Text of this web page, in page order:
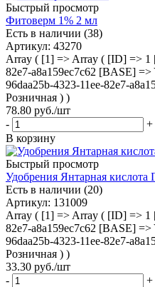
Быстрый просмотр
Фитоверм 1% 2 мл
Есть в наличии (38)
Артикул: 43270
Array ( [1] => Array ( [ID] => 1
82e7-a8a159ec7c62 [BASE]
96daa25b-4323-11ee-82e7-
Розничная ) )
78.80 руб./шт
-
+
В корзину
Быстрый просмотр
Удобрения Янтарная
Есть в наличии (20)
Артикул: 131009
Array ( [1] => Array ( [ID] => 1
82e7-a8a159ec7c62 [BASE]
96daa25b-4323-11ee-82e7-
Розничная ) )
33.30 руб./шт
-
+